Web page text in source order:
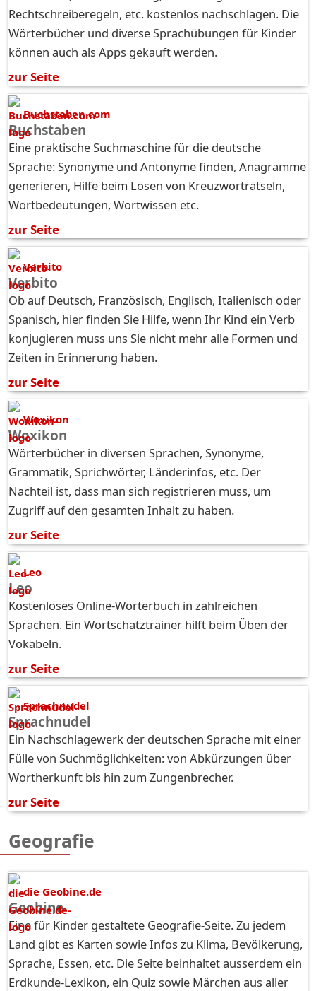
Rechtschreiberegeln, etc. kostenlos nachschlagen. Die
Wörterbücher und diverse Sprachübungen für Kinder
können auch als Apps gekauft werden.
zur Seite
Buchstaben.com
Buchstaben
Eine praktische Suchmaschine für die deutsche
Sprache: Synonyme und Antonyme finden, Anagramme
generieren, Hilfe beim Lösen von Kreuzworträtseln,
Wortbedeutungen, Wortwissen etc.
zur Seite
Verbito
Verbito
Ob auf Deutsch, Französisch, Englisch, Italienisch oder
Spanisch, hier finden Sie Hilfe, wenn Ihr Kind ein Verb
konjugieren muss uns Sie nicht mehr alle Formen und
Zeiten in Erinnerung haben.
zur Seite
Woxikon
Woxikon
Wörterbücher in diversen Sprachen, Synonyme,
Grammatik, Sprichwörter, Länderinfos, etc. Der
Nachteil ist, dass man sich registrieren muss, um
Zugriff auf den gesamten Inhalt zu haben.
zur Seite
Leo
Leo
Kostenloses Online-Wörterbuch in zahlreichen
Sprachen. Ein Wortschatztrainer hilft beim Üben der
Vokabeln.
zur Seite
Sprachnudel
Sprachnudel
Ein Nachschlagewerk der deutschen Sprache mit einer
Fülle von Suchmöglichkeiten: von Abkürzungen über
Wortherkunft bis hin zum Zungenbrecher.
zur Seite
Geografie
die Geobine.de
Geobine
Eine für Kinder gestaltete Geografie-Seite. Zu jedem
Land gibt es Karten sowie Infos zu Klima, Bevölkerung,
Sprache, Essen, etc. Die Seite beinhaltet ausserdem ein
Erdkunde-Lexikon, ein Quiz sowie Märchen aus aller